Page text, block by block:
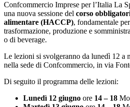
Confcommercio Imprese per l’Italia La
una nuova sessione del corso
alimentare (HACCP), fondamentale
trasformazione, produzione e
o di beverage.
Le lezioni si svolgeranno da lunedì 12 a
nella sede di Confcommercio, in via
Di seguito il programma delle lezioni:
Lunedì 12 giugno ore 14 – 18